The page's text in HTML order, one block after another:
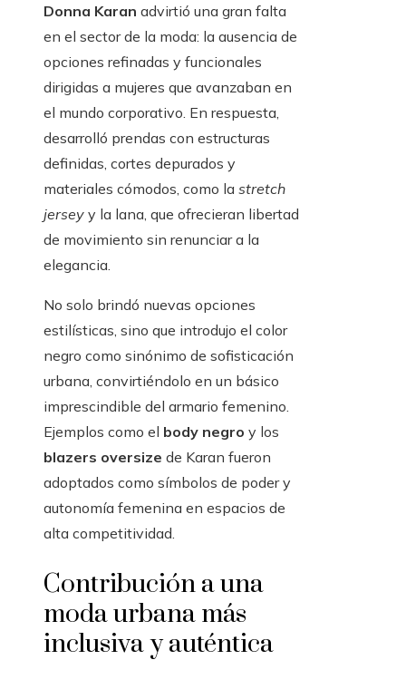
Donna Karan advirtió una gran falta
en el sector de la moda: la ausencia de
opciones refinadas y funcionales
dirigidas a mujeres que avanzaban en
el mundo corporativo. En respuesta,
desarrolló prendas con estructuras
definidas, cortes depurados y
materiales cómodos, como la stretch
jersey y la lana, que ofrecieran libertad
de movimiento sin renunciar a la
elegancia.
No solo brindó nuevas opciones
estilísticas, sino que introdujo el color
negro como sinónimo de sofisticación
urbana, convirtiéndolo en un básico
imprescindible del armario femenino.
Ejemplos como el body negro y los
blazers oversize de Karan fueron
adoptados como símbolos de poder y
autonomía femenina en espacios de
alta competitividad.
Contribución a una
moda urbana más
inclusiva y auténtica